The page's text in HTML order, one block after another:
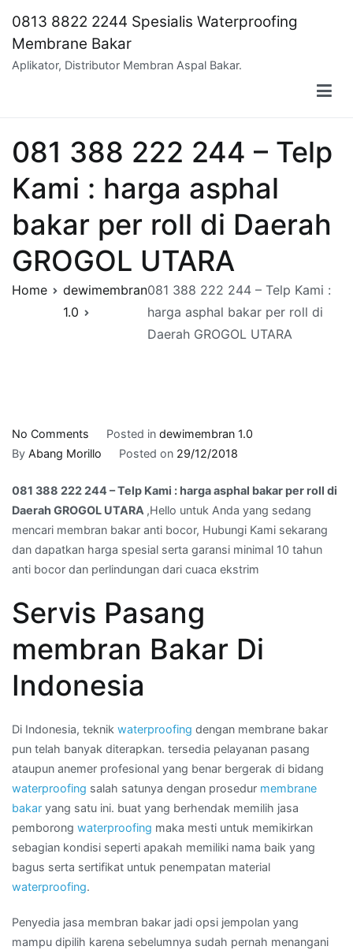
content
0813 8822 2244 Spesialis Waterproofing
Membrane Bakar
Aplikator, Distributor Membran Aspal Bakar.
081 388 222 244 – Telp
Kami : harga asphal
bakar per roll di Daerah
GROGOL UTARA
Home
dewimembran
1.0
081 388 222 244 – Telp Kami :
harga asphal bakar per roll di
Daerah GROGOL UTARA
No Comments
081
222
244
–
Telp
Kami
harga
bakar
roll
Daerah
GROGOL
UTARA
Posted in dewimembran 1.0
By Abang Morillo Posted on 29/12/2018
081 388 222 244 – Telp Kami : harga asphal bakar per roll di
Daerah GROGOL UTARA ,Hello untuk Anda yang sedang
mencari membran bakar anti bocor, Hubungi Kami sekarang
dan dapatkan harga spesial serta garansi minimal 10 tahun
anti bocor dan perlindungan dari cuaca ekstrim
Servis Pasang
membran Bakar Di
Indonesia
Di Indonesia, teknik waterproofing dengan membrane bakar
pun telah banyak diterapkan. tersedia pelayanan pasang
ataupun anemer profesional yang benar bergerak di bidang
waterproofing salah satunya dengan prosedur membrane
bakar yang satu ini. buat yang berhendak memilih jasa
pemborong waterproofing maka mesti untuk memikirkan
sebagian kondisi seperti apakah memiliki nama baik yang
bagus serta sertifikat untuk penempatan material
waterproofing.
Penyedia jasa membran bakar jadi opsi jempolan yang
mampu dipilih karena sebelumnya sudah pernah menangani